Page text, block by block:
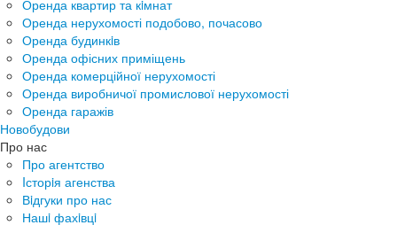
Оренда квартир та кiмнат
Оренда нерухомості подобово, почасово
Оренда будинкiв
Оренда офісних приміщень
Оренда комерційної нерухомості
Оренда виробничої промислової нерухомості
Оренда гаражів
Новобудови
Про нас
Про агентство
Iсторiя агенства
Вiдгуки про нас
Нашi фахiвцi